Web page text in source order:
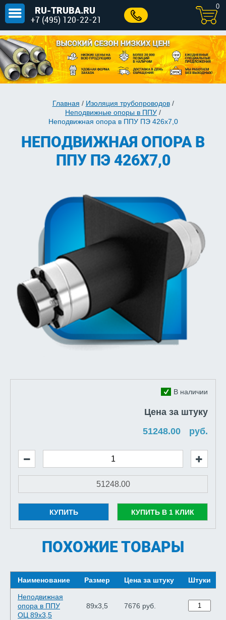
RU-TRUBA.RU
+7 (495) 120-22-21
0
Главная / Изоляция трубопроводов/
Неподвижные опоры в ППУ /
Неподвижная опора в ППУ ПЭ 426х7,0
НЕПОДВИЖНАЯ ОПОРА В
ППУ ПЭ 426Х7,0
В наличии
Цена за штуку
руб.
КУПИТЬ КУПИТЬ В 1 КЛИК
ПОХОЖИЕ ТОВАРЫ
Наименование Размер Цена за штуку Штуки
Неподвижная
опора в ППУ
ОЦ 89х3,5
89х3,5 7676 руб.